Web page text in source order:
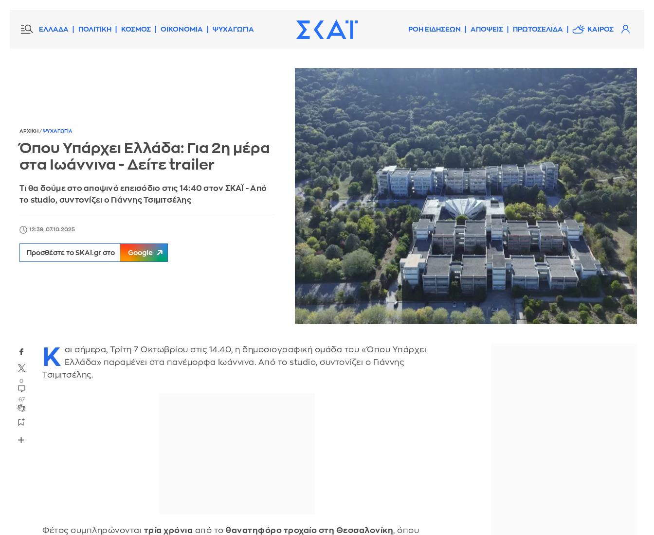
ΕΛΛΑΔΑ ΠΟΛΙΤΙΚΗ ΚΟΣΜΟΣ ΟΙΚΟΝΟΜΙΑ ΨΥΧΑΓΩΓΙΑ ΡΟΗ ΕΙΔΗΣΕΩΝ ΑΠΟΨΕΙΣ ΠΡΩΤΟΣΕΛΙΔΑ ΚΑΙΡΟΣ
ΑΡΧΙΚΗ / ΨΥΧΑΓΩΓΙΑ
Όπου Υπάρχει Ελλάδα: Για 2η μέρα
στα Ιωάννινα - Δείτε trailer
Τι θα δούμε στο αποψινό επεισόδιο στις 14:40 στον ΣΚΑΪ - Από
το studio, συντονίζει ο Γιάννης Τσιμιτσέλης
12:39, 07.10.2025
Προσθέστε το SKAI.gr στο Google
0
67
Κ αι σήμερα, Τρίτη 7 Οκτωβρίου στις 14.40, η δημοσιογραφική ομάδα του «Όπου Υπάρχει
Ελλάδα» παραμένει στα πανέμορφα Ιωάννινα. Από το studio, συντονίζει ο Γιάννης
Τσιμιτσέλης.
Φέτος συμπληρώνονται τρία χρόνια από τοθανατηφόρο τροχαίο στη Θεσσαλονίκη, όπου